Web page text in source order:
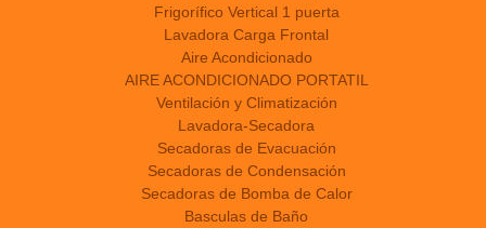
Frigorífico Vertical 1 puerta
Lavadora Carga Frontal
Aire Acondicionado
AIRE ACONDICIONADO PORTATIL
Ventilación y Climatización
Lavadora-Secadora
Secadoras de Evacuación
Secadoras de Condensación
Secadoras de Bomba de Calor
Basculas de Baño